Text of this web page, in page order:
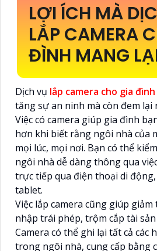
LỢI ÍCH MÀ
LẮP CAMERA
ĐÌNH MANG
Dịch vụ lắp camera cho gia đình
tăng sự an ninh mà còn đem lại
Việc có camera giúp gia đình
hơn khi biết rằng ngôi nhà của
mọi lúc, mọi nơi. Bạn có thể
ngôi nhà dễ dàng thông qua
trực tiếp qua điện thoại di
tablet.
Việc lắp camera cũng giúp
nhập trái phép, trộm cắp tài sản
Camera có thể ghi lại tất cả các
trong ngôi nhà, cung cấp bằng